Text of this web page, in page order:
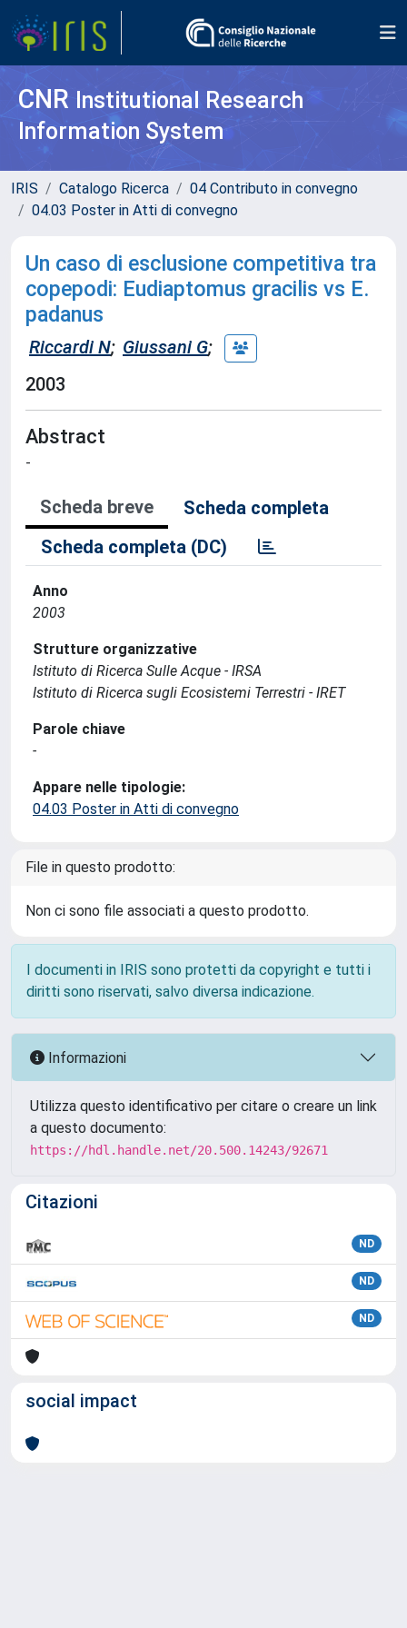
CNR Institutional Research
Information System
IRIS Catalogo Ricerca
04 Contributo in convegno
04.03 Poster in Atti di convegno
Un caso di esclusione competitiva tra
copepodi: Eudiaptomus gracilis vs E.
padanus
Riccardi N; Giussani G;
2003
Abstract
-
Scheda breve
Scheda completa
Scheda completa (DC)
Anno
2003
Strutture organizzative
Istituto di Ricerca Sulle Acque - IRSA
Istituto di Ricerca sugli Ecosistemi Terrestri - IRET
Parole chiave
-
Appare nelle tipologie:
04.03 Poster in Atti di convegno
File in questo prodotto:
Non ci sono file associati a questo prodotto.
I documenti in IRIS sono protetti da copyright e tutti i
diritti sono riservati, salvo diversa indicazione.
Informazioni
Utilizza questo identificativo per citare o creare un link
a questo documento:
https://hdl.handle.net/20.500.14243/92671
Citazioni
ND
ND
ND
social impact